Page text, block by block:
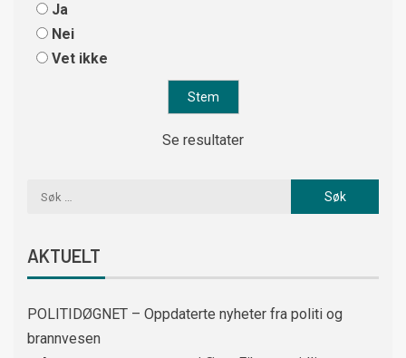
Ja
Nei
Vet ikke
Se resultater
AKTUELT
POLITIDØGNET – Oppdaterte nyheter fra politi og
brannvesen